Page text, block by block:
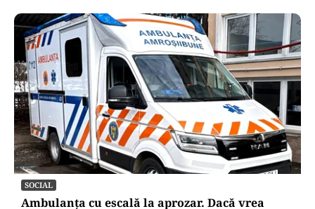
SOCIAL
Ambulanța cu escală la aprozar. Dacă vrea